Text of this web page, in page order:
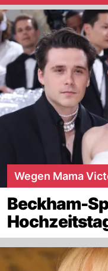
Wegen Mama
Beckham-